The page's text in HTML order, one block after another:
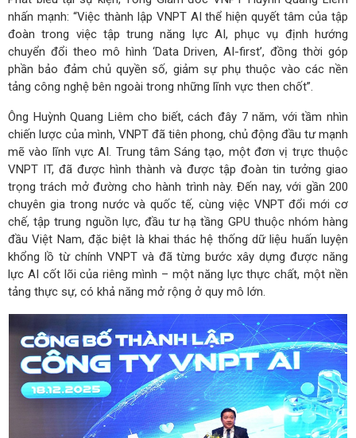
nhấn mạnh: “Việc thành lập VNPT AI thể hiện quyết tâm của tập
đoàn trong việc tập trung năng lực AI, phục vụ định hướng
chuyển đổi theo mô hình ‘Data Driven, AI-first’, đồng thời góp
phần bảo đảm chủ quyền số, giảm sự phụ thuộc vào các nền
tảng công nghệ bên ngoài trong những lĩnh vực then chốt”.
Ông Huỳnh Quang Liêm cho biết, cách đây 7 năm, với tầm nhìn
chiến lược của mình, VNPT đã tiên phong, chủ động đầu tư mạnh
mẽ vào lĩnh vực AI. Trung tâm Sáng tạo, một đơn vị trực thuộc
VNPT IT, đã được hình thành và được tập đoàn tin tưởng giao
trọng trách mở đường cho hành trình này. Đến nay, với gần 200
chuyên gia trong nước và quốc tế, cùng việc VNPT đổi mới cơ
chế, tập trung nguồn lực, đầu tư hạ tầng GPU thuộc nhóm hàng
đầu Việt Nam, đặc biệt là khai thác hệ thống dữ liệu huấn luyện
khổng lồ từ chính VNPT và đã từng bước xây dựng được năng
lực AI cốt lõi của riêng mình – một năng lực thực chất, một nền
tảng thực sự, có khả năng mở rộng ở quy mô lớn.